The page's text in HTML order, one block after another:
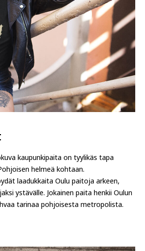
kaupunkipaita on tyylikäs tapa
helmeä kohtaan.
laadukkaita Oulu paitoja arkeen,
ystävälle. Jokainen paita henkii Oulun
tarinaa pohjoisesta metropolista.